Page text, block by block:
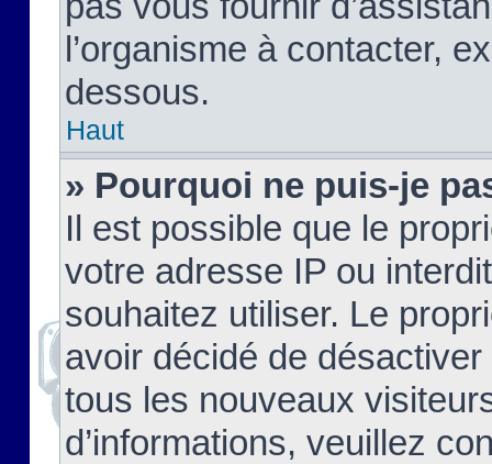
l’organisme à contacter,
dessous.
Haut
» Pourquoi ne puis-je
Il est possible que le
votre adresse IP ou
souhaitez utiliser. Le
avoir décidé de
tous les nouveaux
d’informations, veuillez